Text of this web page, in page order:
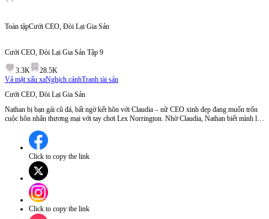
Toàn tậpCưới CEO, Đòi Lại Gia Sản
Cưới CEO, Đòi Lại Gia Sản Tập 9
3.3K
28.5K
Vả mặt xấu xaNghịch cảnhTranh tài sản
Cưới CEO, Đòi Lại Gia Sản
Nathan bị bạn gái cũ đá, bất ngờ kết hôn với Claudia – nữ CEO xinh đẹp đang muốn trốn
cuộc hôn nhân thương mại với tay chơi Lex Norrington. Nhờ Claudia, Nathan biết mình là
Nathan gây sốc thế giới khi lộ diện là Cipher – thiên tài AI, đồng thời vạch trần quá khước
bị đánh cắp của chính mình.
Click to copy the link
Click to copy the link